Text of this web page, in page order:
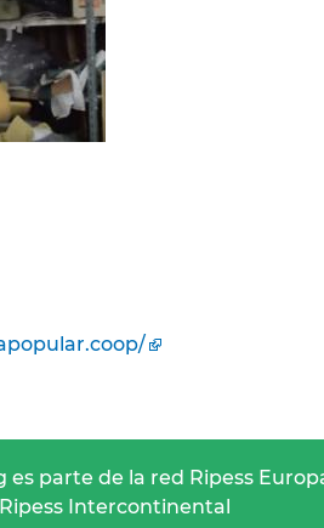
es parte de la red Ripess
Intercontinental